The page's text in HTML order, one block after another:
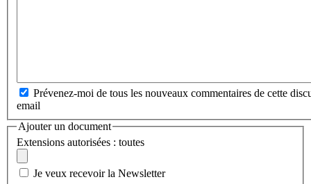
Prévenez-moi de tous les nouveaux commentaires de cette
email
Ajouter un document
Extensions autorisées : toutes
Je veux recevoir la Newsletter